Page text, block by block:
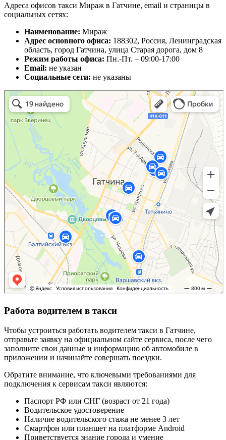
Адреса офисов такси Мираж в Гатчине, email и страницы в
социальных сетях:
Наименование: Мираж
Адрес основного офиса: 188302, Россия, Ленинградская
область, город Гатчина, улица Старая дорога, дом 8
Режим работы офиса: Пн.-Пт. – 09:00-17:00
Email: не указан
Социальные сети: не указаны
Работа водителем в такси
Чтобы устроиться работать водителем такси в Гатчине,
отправьте заявку на официальном сайте сервиса, после чего
заполните свои данные и информацию об автомобиле в
приложении и начинайте совершать поездки.
Обратите внимание, что ключевыми требованиями для
подключения к сервисам такси являются:
Паспорт РФ или СНГ (возраст от 21 года)
Водительское удостоверение
Наличие водительского стажа не менее 3 лет
Смартфон или планшет на платформе Android
Приветствуется знание города и умение